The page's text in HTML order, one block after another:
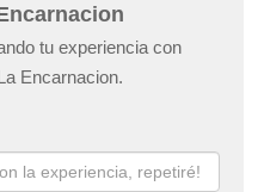
tu experiencia con
Encarnacion.